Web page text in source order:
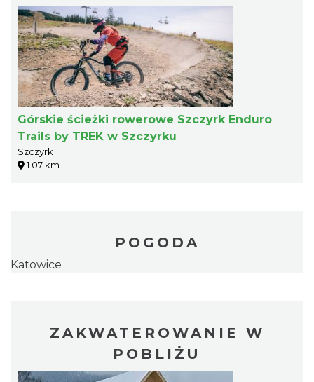
Górskie ścieżki rowerowe Szczyrk Enduro
Trails by TREK w Szczyrku
Szczyrk
1.07 km
POGODA
Katowice
ZAKWATEROWANIE W
POBLIŻU